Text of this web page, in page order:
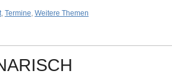
, Termine, Weitere Themen